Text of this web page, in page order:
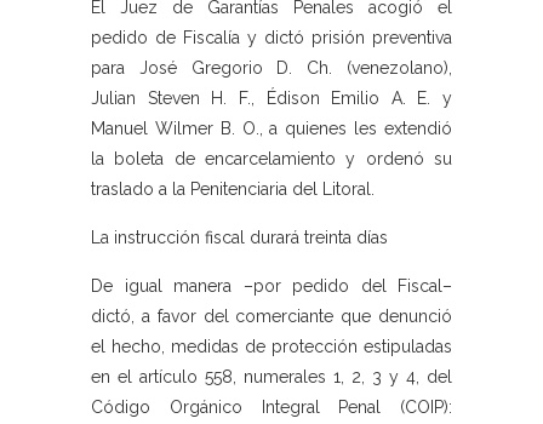
El Juez de Garantías Penales acogió el
pedido de Fiscalía y dictó prisión preventiva
para José Gregorio D. Ch. (venezolano),
Julian Steven H. F., Édison Emilio A. E. y
Manuel Wilmer B. O., a quienes les extendió
la boleta de encarcelamiento y ordenó su
traslado a la Penitenciaria del Litoral.
La instrucción fiscal durará treinta días
De igual manera –por pedido del Fiscal–
dictó, a favor del comerciante que denunció
el hecho, medidas de protección estipuladas
en el artículo 558, numerales 1, 2, 3 y 4, del
Código Orgánico Integral Penal (COIP):